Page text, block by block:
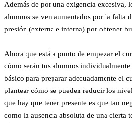
Además de por una exigencia excesiva,
alumnos se ven aumentados por la falta
presión (externa e interna) por obtener
Ahora que está a punto de empezar el
cómo serán tus alumnos
básico para preparar adecuadamente el
plantear cómo se pueden reducir los
que hay que tener presente es que tan
como la ausencia absoluta de una cierta